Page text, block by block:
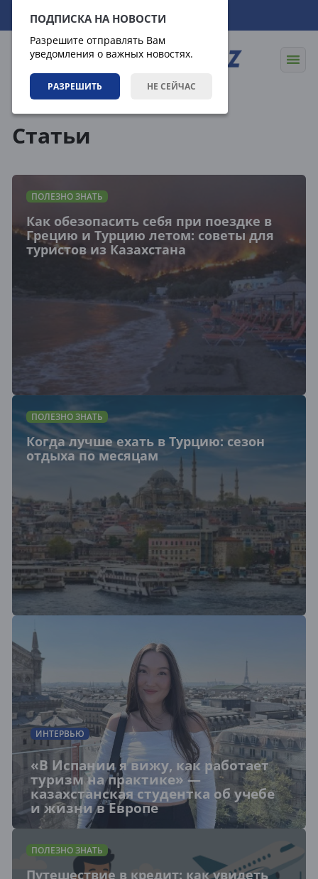
ПОДПИСКА НА НОВОСТИ
Разрешите отправлять Вам
уведомления о важных новостях.
РАЗРЕШИТЬ НЕ СЕЙЧАС
07.08.2026 08:43:22
Статьи
ПОЛЕЗНО ЗНАТЬ
Как обезопасить себя при поездке в
Грецию и Турцию летом: советы для
туристов из Казахстана
ПОЛЕЗНО ЗНАТЬ
Когда лучше ехать в Турцию: сезон
отдыха по месяцам
ИНТЕРВЬЮ
«В Испании я вижу, как работает
туризм на практике» —
казахстанская студентка об учебе
и жизни в Европе
ПОЛЕЗНО ЗНАТЬ
Путешествие в кредит: как увидеть